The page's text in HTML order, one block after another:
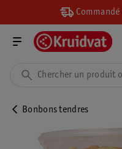
Bonbons tendres